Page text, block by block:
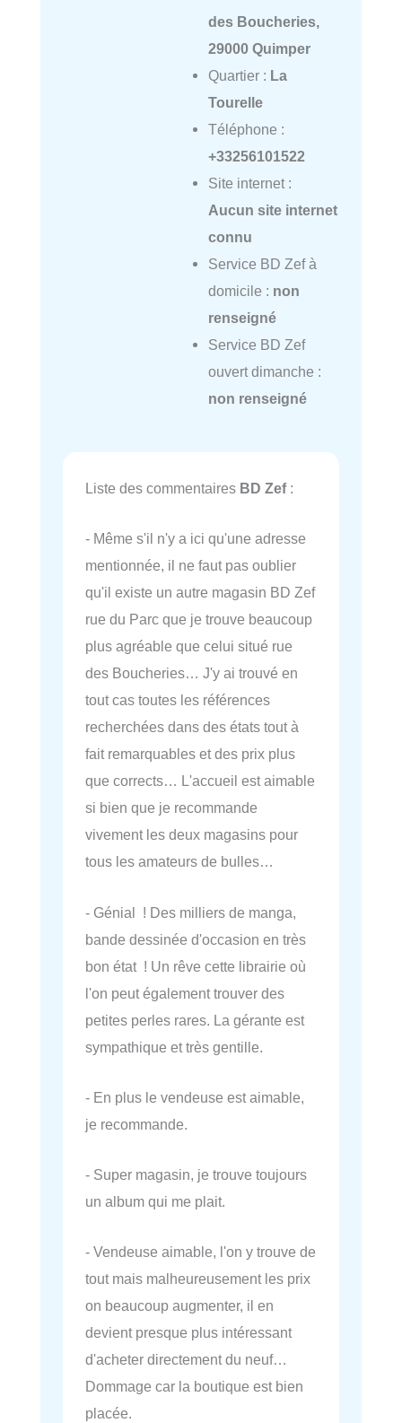
des Boucheries,
29000 Quimper
Quartier : La
Tourelle
Téléphone :
+33256101522
Site internet :
Aucun site internet
connu
Service BD Zef à
domicile : non
renseigné
Service BD Zef
ouvert dimanche :
non renseigné
Liste des commentaires BD Zef:
- Même s'il n'y a ici qu'une adresse
mentionnée, il ne faut pas oublier
qu'il existe un autre magasin BD Zef
rue du Parc que je trouve beaucoup
plus agréable que celui situé rue
des Boucheries… J'y ai trouvé en
tout cas toutes les références
recherchées dans des états tout à
fait remarquables et des prix plus
que corrects… L'accueil est aimable
si bien que je recommande
vivement les deux magasins pour
tous les amateurs de bulles…
- Génial ! Des milliers de manga,
bande dessinée d'occasion en très
bon état ! Un rêve cette librairie où
l'on peut également trouver des
petites perles rares. La gérante est
sympathique et très gentille.
- En plus le vendeuse est aimable,
je recommande.
- Super magasin, je trouve toujours
un album qui me plait.
- Vendeuse aimable, l'on y trouve de
tout mais malheureusement les prix
on beaucoup augmenter, il en
devient presque plus intéressant
d'acheter directement du neuf…
Dommage car la boutique est bien
placée.